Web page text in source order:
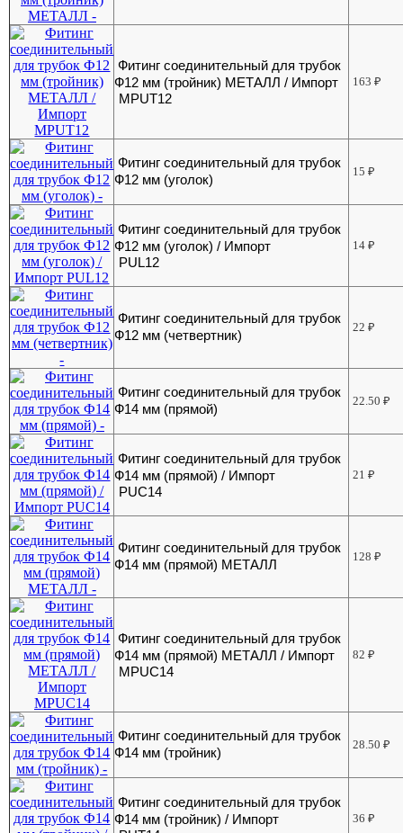
Фитинг соединительный для трубок
Ф12 мм (тройник) МЕТАЛЛ / Импорт
MPUT12
163₽
Фитинг соединительный для трубок
Ф12 мм (уголок)
15₽
Фитинг соединительный для трубок
Ф12 мм (уголок) / Импорт
PUL12
14₽
Фитинг соединительный для трубок
Ф12 мм (четвертник)
22₽
Фитинг соединительный для трубок
Ф14 мм (прямой)
22.50₽
Фитинг соединительный для трубок
Ф14 мм (прямой) / Импорт
PUC14
21₽
Фитинг соединительный для трубок
Ф14 мм (прямой) МЕТАЛЛ
128₽
Фитинг соединительный для трубок
Ф14 мм (прямой) МЕТАЛЛ / Импорт
MPUC14
82₽
Фитинг соединительный для трубок
Ф14 мм (тройник)
28.50₽
Фитинг соединительный для трубок
Ф14 мм (тройник) / Импорт
36₽